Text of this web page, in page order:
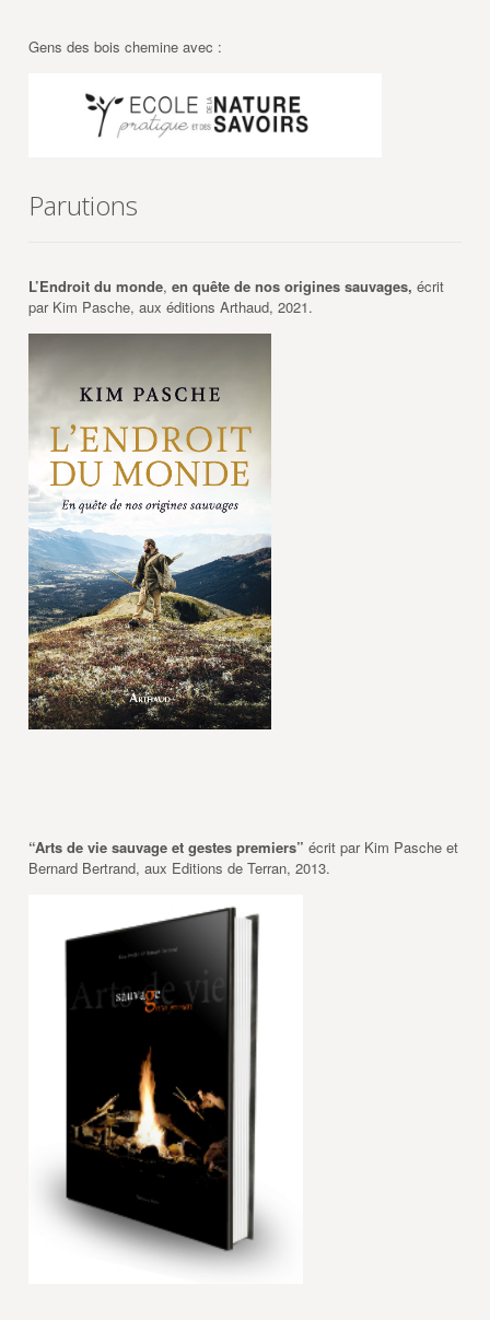
Gens des bois chemine avec :
Parutions
L’Endroit du monde, en quête de nos origines sauvages, écrit
par Kim Pasche, aux éditions Arthaud, 2021.
“Arts de vie sauvage et gestes premiers” écrit par Kim Pasche et
Bernard Bertrand, aux Editions de Terran, 2013.